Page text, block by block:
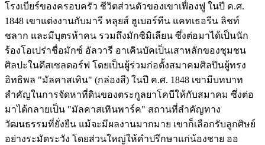
โรงเบียร์ของครอบครัว ชีวิตส่วนตัวของเขาเฟื่องฟู ในปี ค.ศ.
1848 เขาแต่งงานกับมารี หลุยส์ ฮูเบอร์ทีน แคทเธอรีน ลิชท์
ชลาก และมีบุตรห้าคน รวมถึงมักซิมิเลียน ซึ่งต่อมาได้เป็นนัก
ร้องโอเปร่าชื่อมักซ์ อัลวารี อาเคินบัคเป็นเสาหลักของชุมชน
ศิลปะในดึสเซลดอร์ฟ โดยเป็นผู้ร่วมก่อตั้งสมาคมศิลปินผู้ทรง
อิทธิพล "มัลคาสเทิน" (กล่องสี) ในปี ค.ศ. 1848 เขามีบทบาท
สำคัญในการจัดหาที่ดินของตระกูลยาโคบีให้กับสมาคม ซึ่งต่อ
มาได้กลายเป็น "มัลคาสเทินพาร์ค" สถานที่สำคัญทาง
วัฒนธรรมที่ยั่งยืน แม้จะมีผลงานมากมาย เขาก็เลือกรับลูกศิษย์
อย่างระมัดระวัง โดยส่วนใหญ่ให้คำปรึกษาแก่น้องชาย ออ